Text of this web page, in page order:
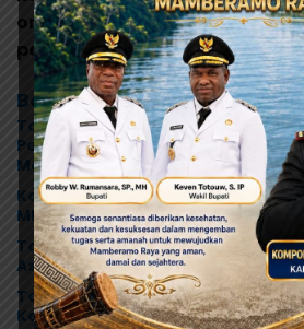
orang yang layak untuk di
pemimpin,” pungkas Ustadz
Berita Terkait
Tonny Tesar Serap Aspirasi MRP,
Perjuangan Matius Awaitouw,
Masyarakat Adat
Ketua Komisi D DPRK Jayapura
MBG Usai Dugaan Keracunan
Tonny Tesar: Jangan Alergi
Aspirasi HAM Adalah Bagian dari
Tonny Tesar dan BPIP RI Perkuat
Kebijakan Pancasila di Jayapura